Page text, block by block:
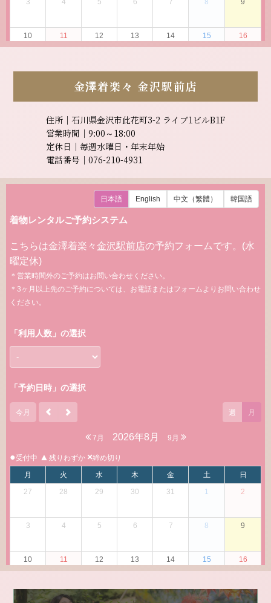
金澤着楽々 金沢駅前店
住所｜石川県金沢市此花町3-2 ライブ1ビルB1F
営業時間｜9:00～18:00
定休日｜毎週水曜日・年末年始
電話番号｜076-210-4931